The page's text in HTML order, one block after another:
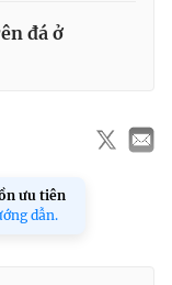
đá ở
ưu tiên
dẫn.